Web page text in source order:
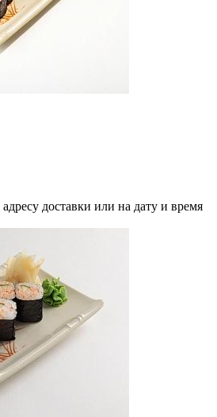
доставки или на дату и время